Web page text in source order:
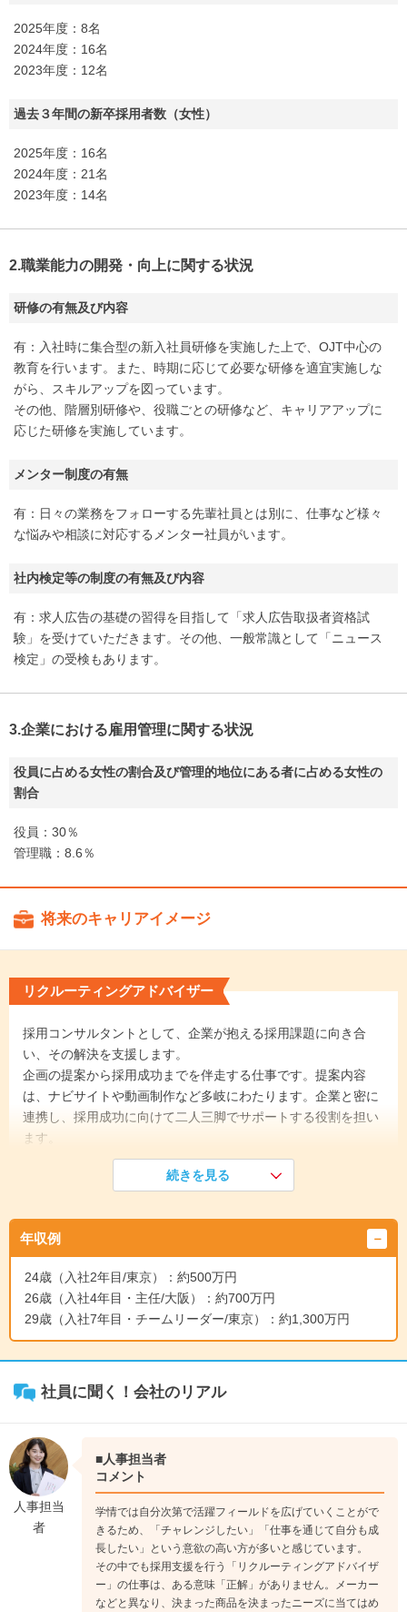
2025年度：8名
2024年度：16名
2023年度：12名
過去３年間の新卒採用者数（女性）
2025年度：16名
2024年度：21名
2023年度：14名
2.職業能力の開発・向上に関する状況
研修の有無及び内容
有：入社時に集合型の新入社員研修を実施した上で、OJT中心の
教育を行います。また、時期に応じて必要な研修を適宜実施しな
がら、スキルアップを図っています。
その他、階層別研修や、役職ごとの研修など、キャリアアップに
応じた研修を実施しています。
メンター制度の有無
有：日々の業務をフォローする先輩社員とは別に、仕事など様々
な悩みや相談に対応するメンター社員がいます。
社内検定等の制度の有無及び内容
有：求人広告の基礎の習得を目指して「求人広告取扱者資格試
験」を受けていただきます。その他、一般常識として「ニュース
検定」の受検もあります。
3.企業における雇用管理に関する状況
役員に占める女性の割合及び管理的地位にある者に占める女性の
割合
役員：30％
管理職：8.6％
将来のキャリアイメージ
リクルーティングアドバイザー
採用コンサルタントとして、企業が抱える採用課題に向き合
い、その解決を支援します。
企画の提案から採用成功までを伴走する仕事です。提案内容
は、ナビサイトや動画制作など多岐にわたります。企業と密に
連携し、採用成功に向けて二人三脚でサポートする役割を担い
ます。
まずは商品知識を学びながら、お客様へ商品の説明ができるよ
う営業のスキルを磨いていきます。アポイント獲得後、先輩社
↓
《入社3年目》
担当するお客様への提案やフォローをしつつ、新たなお客様の
開拓も進めます。また、後輩や新入社員を指導する立場となり
後輩の育成にも携わります。
数名のチーム員をもつチームリーダーとなる方もいます。チー
ム員のマネジメントやフォロー、また自分自身の営業活動と、
仕事の領域は多岐にわたりますが、チーム員たちが成長してい
く喜びを感じることができます。
続きを見る
年収例
24歳（入社2年目/東京）：約500万円
26歳（入社4年目・主任/大阪）：約700万円
29歳（入社7年目・チームリーダー/東京）：約1,300万円
社員に聞く！会社のリアル
人事担当
者
■人事担当者
コメント
学情では自分次第で活躍フィールドを広げていくことがで
きるため、「チャレンジしたい」「仕事を通じて自分も成
長したい」という意欲の高い方が多いと感じています。
その中でも採用支援を行う「リクルーティングアドバイザ
ー」の仕事は、ある意味「正解」がありません。メーカー
などと異なり、決まった商品を決まったニーズに当てはめ